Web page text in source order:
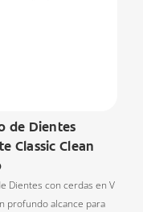
de Dientes
Classic Clean
Dientes con cerdas en V
profundo alcance para